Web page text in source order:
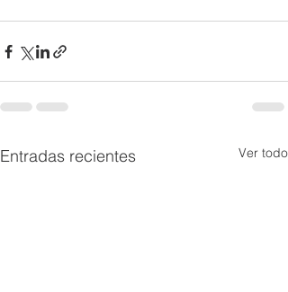
Entradas recientes Ver todo